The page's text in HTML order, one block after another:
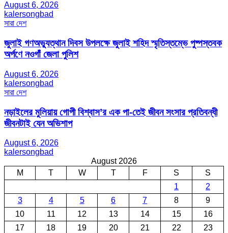
August 6, 2026
kalersongbad
সারা দেশ
জুলাই গণঅভ্যুত্থান দিবস উপলক্ষে জুলাই শহিদ স্মৃতিস্তম্ভে পুষ্পস্তবক
অর্পণে নওগাঁ জেলা পুলিশ
August 6, 2026
kalersongbad
সারা দেশ
নড়াইলের মুলিয়ায় গোপী বিশ্বাস’র এক পা-তেই জীবন সংসার প্রতিবন্ধী
জীবনটাই যেন অভিশাপ
August 6, 2026
kalersongbad
August 2026
M
T W T F S
S
1
2
3
4 5 6 7 8
9
10
11 12 13 14 15
16
17
18 19 20 21 22
23